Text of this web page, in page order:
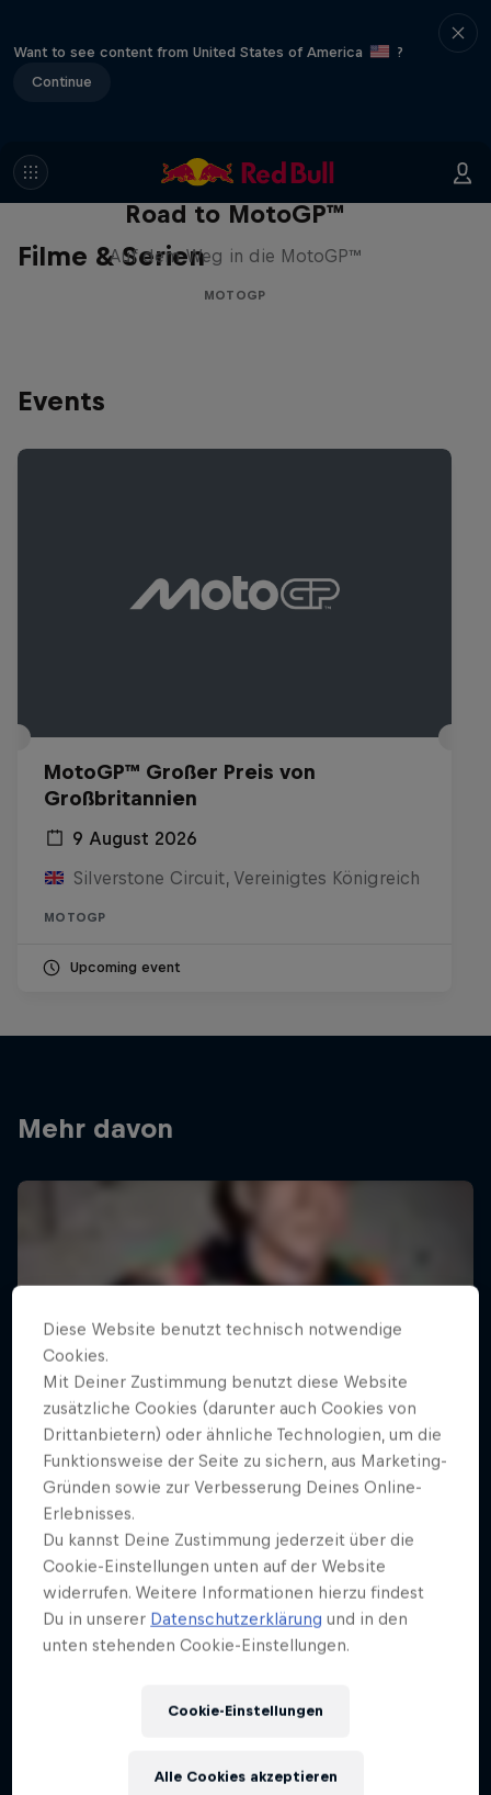
Want to see content from United States of America
?
Continue
Filme & Serien
Road to MotoGP™
Auf dem Weg in die MotoGP™
MOTOGP
Events
MotoGP™ Großer Preis von
Großbritannien
9 August 2026
Silverstone Circuit, Vereinigtes Königreich
MOTOGP
Upcoming event
Mehr davon
Diese Website benutzt technisch notwendige
Cookies.
Mit Deiner Zustimmung benutzt diese Website
zusätzliche Cookies (darunter auch Cookies von
Drittanbietern) oder ähnliche Technologien, um die
Funktionsweise der Seite zu sichern, aus Marketing-
Gründen sowie zur Verbesserung Deines Online-
Erlebnisses.
Du kannst Deine Zustimmung jederzeit über die
Cookie-Einstellungen unten auf der Website
widerrufen. Weitere Informationen hierzu findest
Du in unserer Datenschutzerklärung und in den
unten stehenden Cookie-Einstellungen.
Cookie-Einstellungen
Alle Cookies akzeptieren